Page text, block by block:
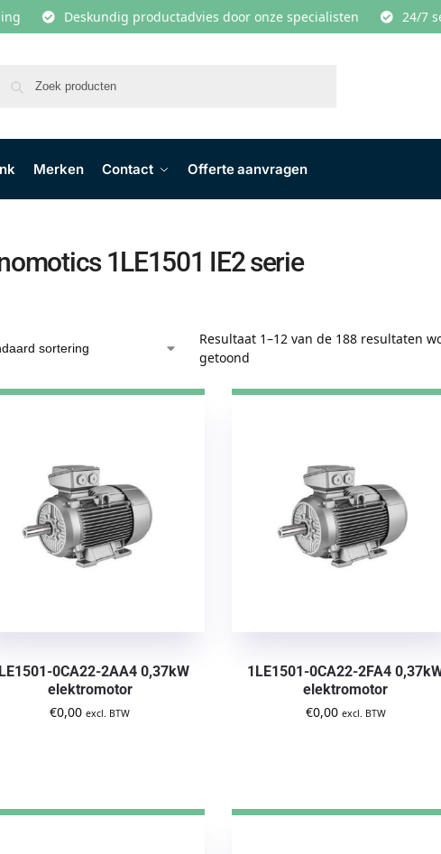
Deskundig productadvies door onze specialisten 24/7
Merken Contact Offerte aanvragen
1LE1501 IE2 serie
Resultaat 1–12 van de 188 resultaten
getoond
0CA22-2AA4 0,37kW
elektromotor
€0,00 excl. BTW
1LE1501-0CA22-2FA4
elektromotor
€0,00 excl. BTW